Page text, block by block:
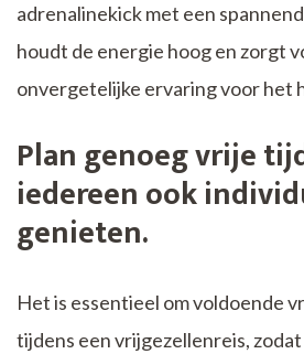
adrenalinekick met een
houdt de energie hoog en zorgt
onvergetelijke ervaring voor het
Plan genoeg vrije
iedereen ook
genieten.
Het is essentieel om voldoende
tijdens een vrijgezellenreis,